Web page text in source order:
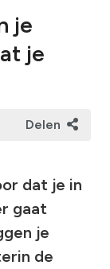
je
je
Delen
dat je in
gaat
je
de